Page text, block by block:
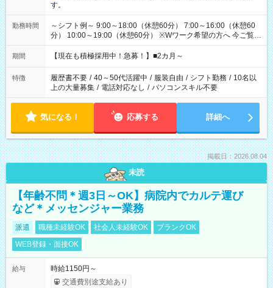
す。
勤務時間
～シフト例～ 9:00～18:00（休憩60分） 7:00～16:00（休憩60
分） 10:00～19:00（休憩60分） ※Wワーク希望の方へ 今ご覧の
お仕事で希望する勤務時間と、もう1つのお仕事の勤務時間の合
計が 週40時間を超えなければOKです。
期間 【現在も積極採用中！急募！】■2カ月～
特徴 履歴書不要 / 40～50代活躍中 / 服装自由 / シフト勤務 / 10名以
上の大量募集 / 電話対応なし / パソコンスキル不要
気になる！ 応募する 詳細へ
掲載日：2026.08.04
未読
【年齢不問＊週3日～OK】病院内でカルテ運び
など＊メッセンジャー業務
派遣 職種未経験OK 社会人未経験OK
ブランクOK
WEB登録・面接OK
給与
時給1150円～
交通費別途支給あり